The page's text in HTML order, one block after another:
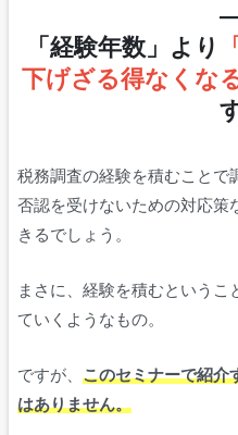
「経験年数」より
下げざる得なくな
税務調査の経験を積むことで
否認を受けないための対応策
きるでしょう。
まさに、経験を積むというこ
ていくようなもの。
ですが、 このセミナーで紹介
はありません。